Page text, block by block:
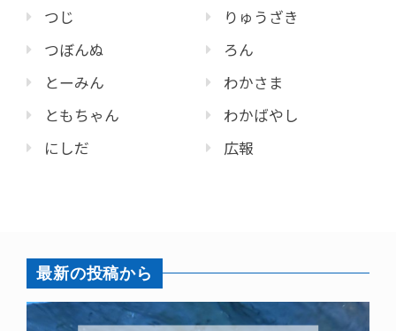
つじ
つぼんぬ
とーみん
ともちゃん
にしだ
りゅうざき
ろん
わかさま
わかばやし
広報
最新の投稿から